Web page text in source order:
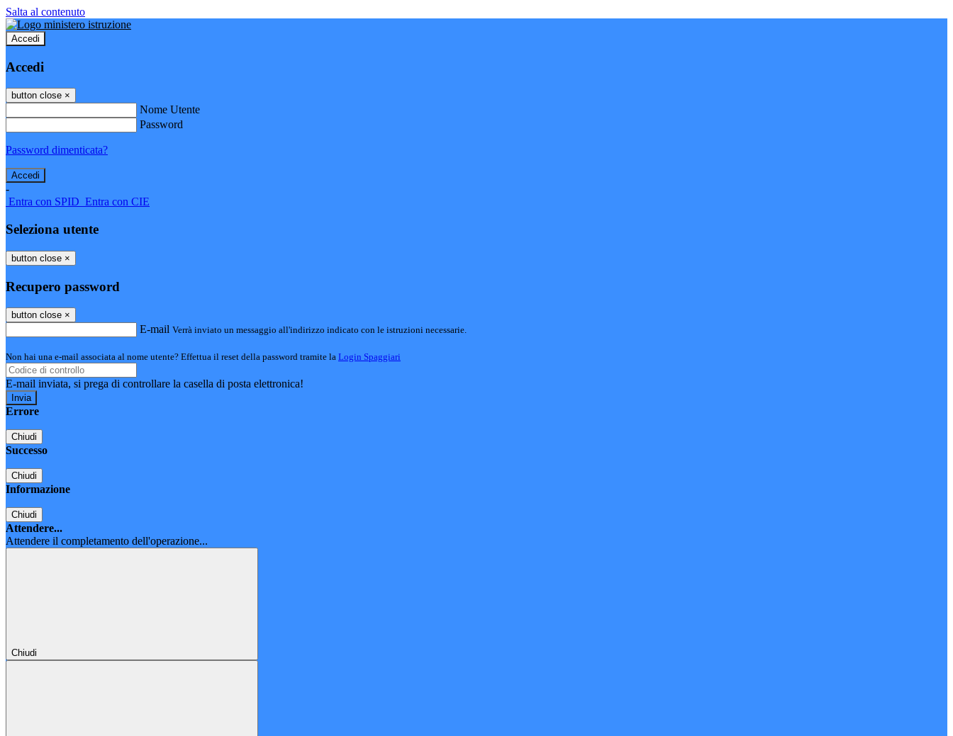
Salta al contenuto
Accedi
Accedi
button close ×
Nome Utente
Password
Password dimenticata?
-
Entra con SPID Entra con CIE
Seleziona utente
button close ×
Recupero password
button close ×
E-mail Verrà inviato un messaggio all'indirizzo indicato con le istruzioni necessarie.
Non hai una e-mail associata al nome utente? Effettua il reset della password tramite la Login Spaggiari
E-mail inviata, si prega di controllare la casella di posta elettronica!
Errore
Chiudi
Successo
Chiudi
Informazione
Chiudi
Attendere...
Attendere il completamento dell'operazione...
Chiudi